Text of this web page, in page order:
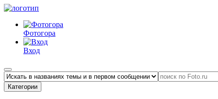
Фотогора
Вход
Категории